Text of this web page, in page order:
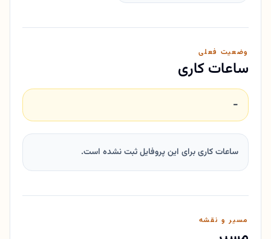
وضعیت فعلی
ساعات کاری
-
ساعات کاری برای این پروفایل ثبت نشده است.
مسیر و نقشه